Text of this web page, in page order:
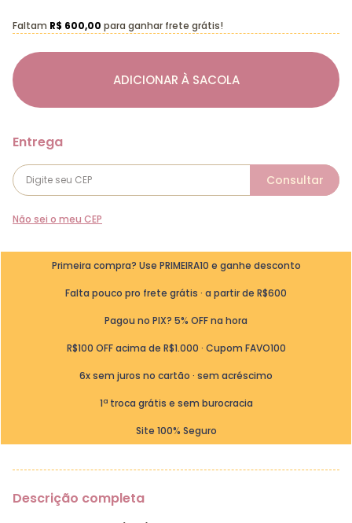
ADICIONAR À SACOLA
Faltam R$ 600,00 para ganhar frete grátis!
Não sei o meu CEP
Primeira compra? Use PRIMEIRA10 e ganhe desconto
Falta pouco pro frete grátis · a partir de R$600
Pagou no PIX? 5% OFF na hora
R$100 OFF acima de R$1.000 · Cupom FAVO100
6x sem juros no cartão · sem acréscimo
1ª troca grátis e sem burocracia
Site 100% Seguro
Descrição completa